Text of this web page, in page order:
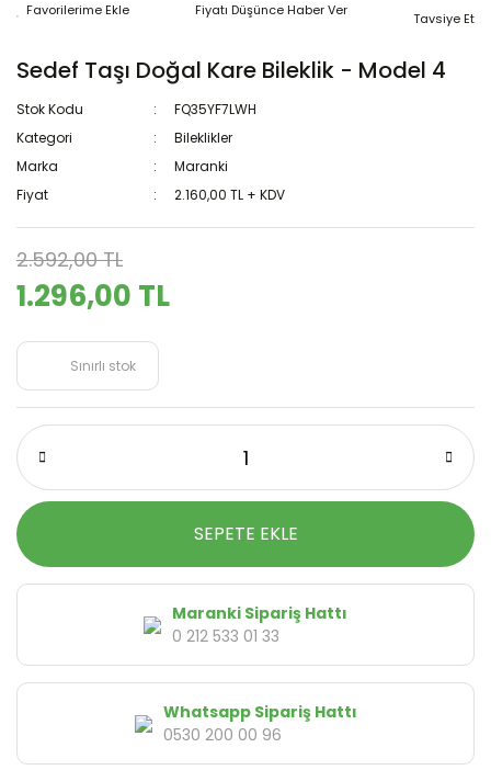
Fiyatı Düşünce Haber Ver Tavsiye Et
Sedef Taşı Doğal Kare Bileklik - Model 4
Stok Kodu
FQ35YF7LWH
Kategori
Bileklikler
Marka
Maranki
Fiyat
2.160,00 TL + KDV
2.592,00 TL
1.296,00 TL
Sınırlı stok
SEPETE EKLE
Maranki Sipariş Hattı
0 212 533 01 33
Whatsapp Sipariş Hattı
0530 200 00 96